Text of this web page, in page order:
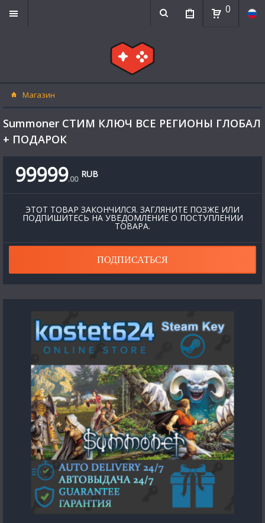
0
Магазин
Summoner СТИМ КЛЮЧ ВСЕ РЕГИОНЫ ГЛОБАЛ
+ ПОДАРОК
99999.00 RUB
ЭТОТ ТОВАР ЗАКОНЧИЛСЯ. ЗАГЛЯНИТЕ ПОЗЖЕ ИЛИ
ПОДПИШИТЕСЬ НА УВЕДОМЛЕНИЕ О ПОСТУПЛЕНИИ
ТОВАРА.
ПОДПИСАТЬСЯ